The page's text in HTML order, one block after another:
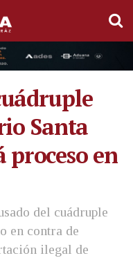
Santa
en
del cuádruple
en contra de
ilegal de